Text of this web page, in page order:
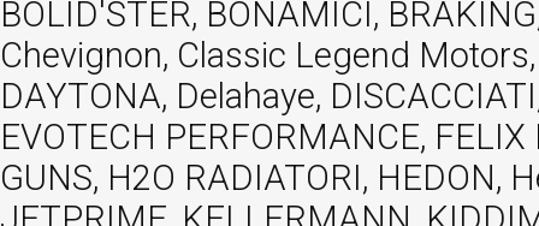
BOLID'STER, BONAMICI,
Chevignon, Classic Legend
DAYTONA, Delahaye,
EVOTECH PERFORMANCE,
GUNS, H2O RADIATORI, HEDON,